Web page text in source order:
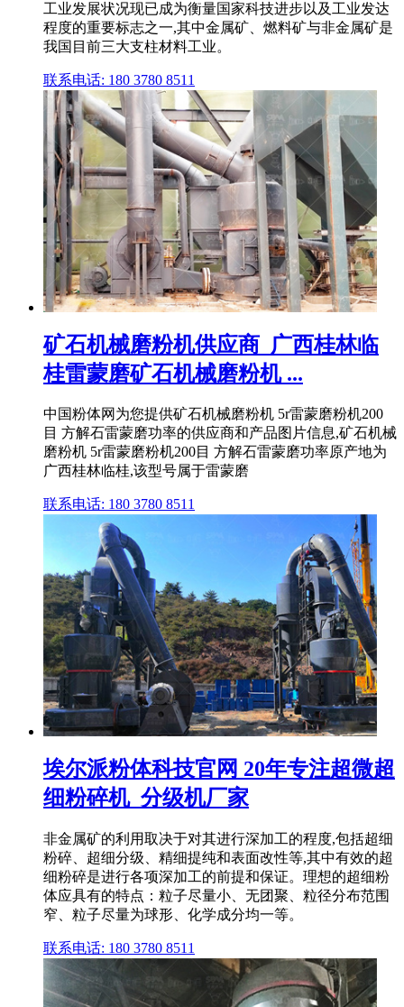
工业发展状况现已成为衡量国家科技进步以及工业发达
程度的重要标志之一,其中金属矿、燃料矿与非金属矿是
我国目前三大支柱材料工业。
联系电话: 180 3780 8511
矿石机械磨粉机供应商_广西桂林临
桂雷蒙磨矿石机械磨粉机 ...
中国粉体网为您提供矿石机械磨粉机 5r雷蒙磨粉机200
目 方解石雷蒙磨功率的供应商和产品图片信息,矿石机械
磨粉机 5r雷蒙磨粉机200目 方解石雷蒙磨功率原产地为
广西桂林临桂,该型号属于雷蒙磨
联系电话: 180 3780 8511
埃尔派粉体科技官网 20年专注超微超
细粉碎机_分级机厂家
非金属矿的利用取决于对其进行深加工的程度,包括超细
粉碎、超细分级、精细提纯和表面改性等,其中有效的超
细粉碎是进行各项深加工的前提和保证。理想的超细粉
体应具有的特点：粒子尽量小、无团聚、粒径分布范围
窄、粒子尽量为球形、化学成分均一等。
联系电话: 180 3780 8511